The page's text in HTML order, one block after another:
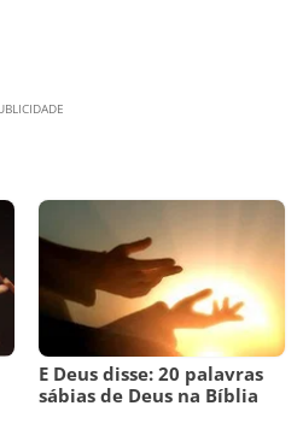
E Deus disse: 20 palavras
sábias de Deus na Bíblia